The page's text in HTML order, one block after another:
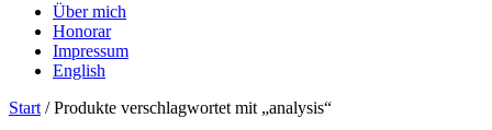
Über mich
Honorar
Impressum
English
Start / Produkte verschlagwortet mit „analysis“